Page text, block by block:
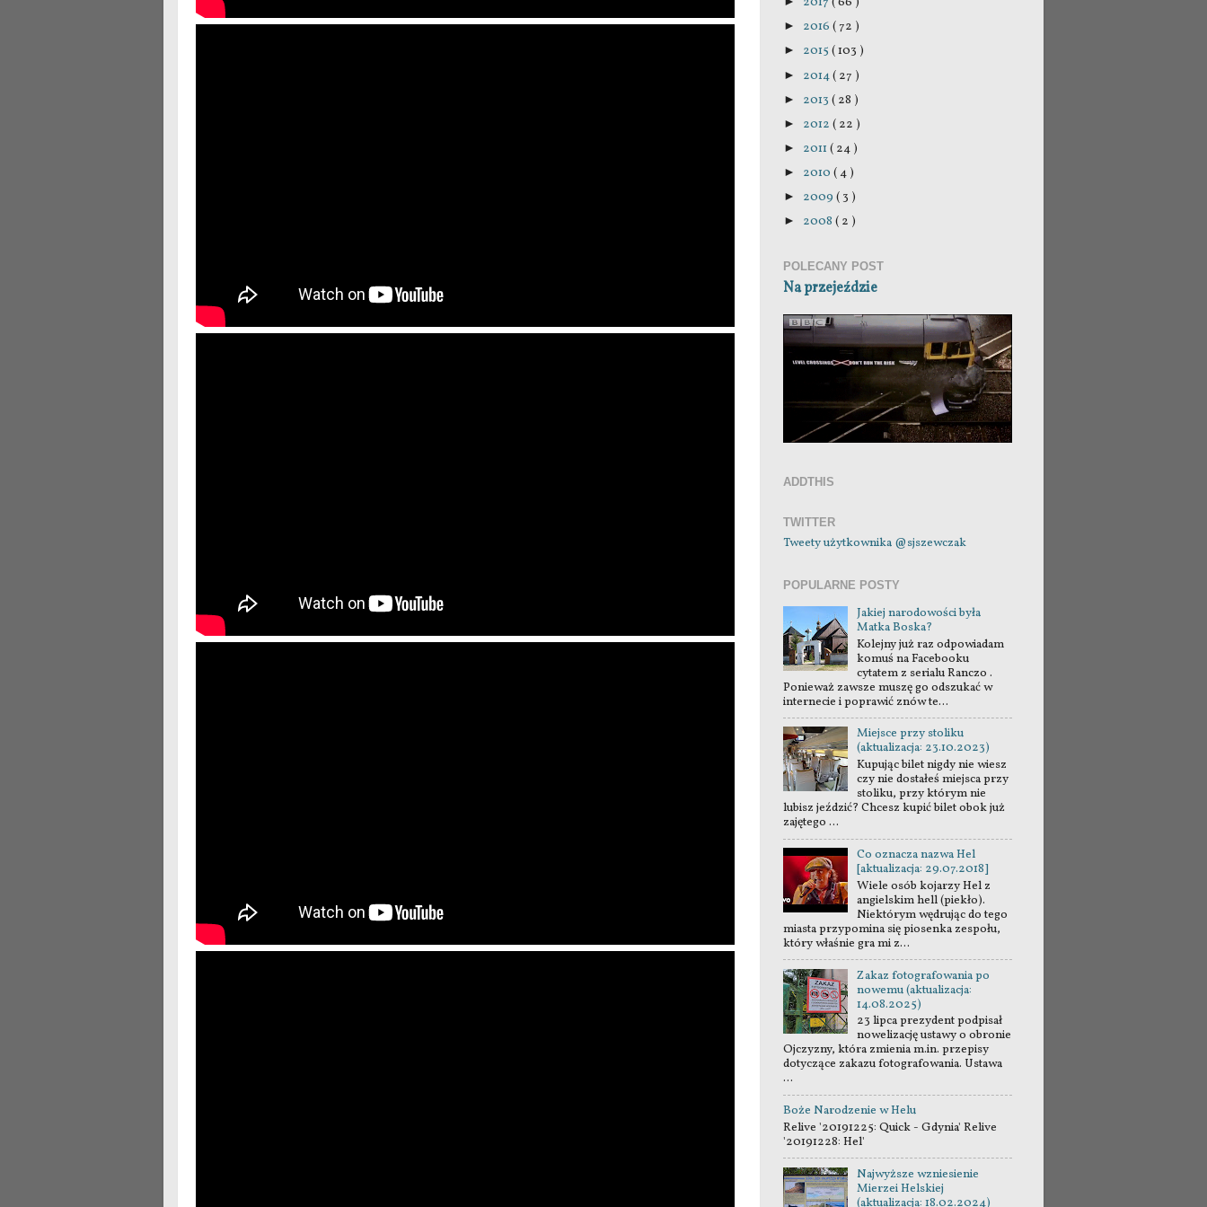
► 2016 ( 72 )
► 2015 ( 103 )
► 2014( 27 )
► 2013 ( 28 )
► 2012 ( 22 )
► 2011 ( 24 )
► 2010 ( 4 )
► 2009 ( 3 )
► 2008 ( 2 )
POLECANY POST
Na przejeździe
ADDTHIS
TWITTER
Tweety użytkownika @sjszewczak
POPULARNE POSTY
Jakiej narodowości była
Matka Boska?
Kolejny już raz odpowiadam
komuś na Facebooku
cytatem z serialu Ranczo .
Ponieważ zawsze muszę go odszukać w
internecie i poprawić znów te...
Miejsce przy stoliku
(aktualizacja: 23.10.2023)
Kupując bilet nigdy nie wiesz
czy nie dostałeś miejsca przy
stoliku, przy którym nie
lubisz jeździć? Chcesz kupić bilet obok już
zajętego ...
Co oznacza nazwa Hel
[aktualizacja: 29.07.2018]
Wiele osób kojarzy Hel z
angielskim hell (piekło).
Niektórym wędrując do tego
miasta przypomina się piosenka zespołu,
który właśnie gra mi z...
Zakaz fotografowania po
nowemu (aktualizacja:
14.08.2025)
23 lipca prezydent podpisał
nowelizację ustawy o obronie
Ojczyzny, która zmienia m.in. przepisy
dotyczące zakazu fotografowania. Ustawa
...
Boże Narodzenie w Helu
Relive '20191225: Quick - Gdynia' Relive
'20191228: Hel'
Najwyższe wzniesienie
Mierzei Helskiej
(aktualizacja: 18.02.2024)